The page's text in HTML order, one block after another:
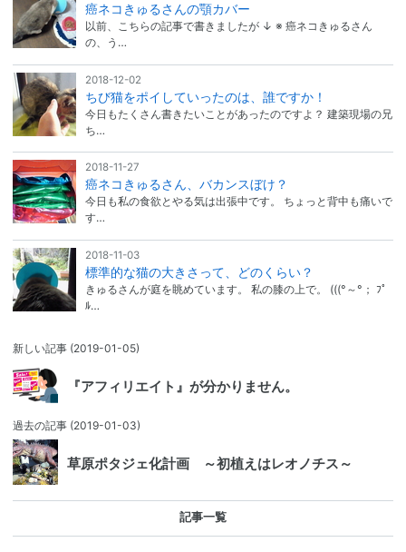
癌ネコきゅるさんの顎カバー
以前、こちらの記事で書きましたが ↓ ※ 癌ネコきゅるさん
の、う…
2018-12-02
ちび猫をポイしていったのは、誰ですか！
今日もたくさん書きたいことがあったのですよ？ 建築現場の兄
ち…
2018-11-27
癌ネコきゅるさん、バカンスぼけ？
今日も私の食欲とやる気は出張中です。 ちょっと背中も痛いで
す…
2018-11-03
標準的な猫の大きさって、どのくらい？
きゅるさんが庭を眺めています。 私の膝の上で。 (((°～°； ﾌﾟ
ﾙ…
新しい記事 (2019-01-05)
『アフィリエイト』が分かりません。
過去の記事 (2019-01-03)
草原ポタジェ化計画 ～初植えはレオノチス～
記事一覧